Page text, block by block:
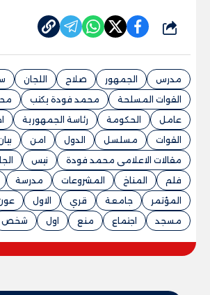
شارك
مدرس الجمهور صلاح اللجان
القوات المسلحة
محمد فودة يكتب
عامل
الحكومة رئاسة الجمهورية
القوات
مسلسل الدول امن
مقالات الاعلامى محمد فودة
نيس
فلم
المناخ المشروعات مدرسة
المؤتمر
جامعة قري الاول
مسجد
اجتماع منع اول شخص